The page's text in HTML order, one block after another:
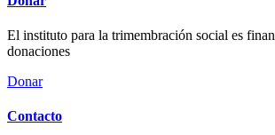
El instituto para la trimembración social es
donaciones
Donar
Contacto